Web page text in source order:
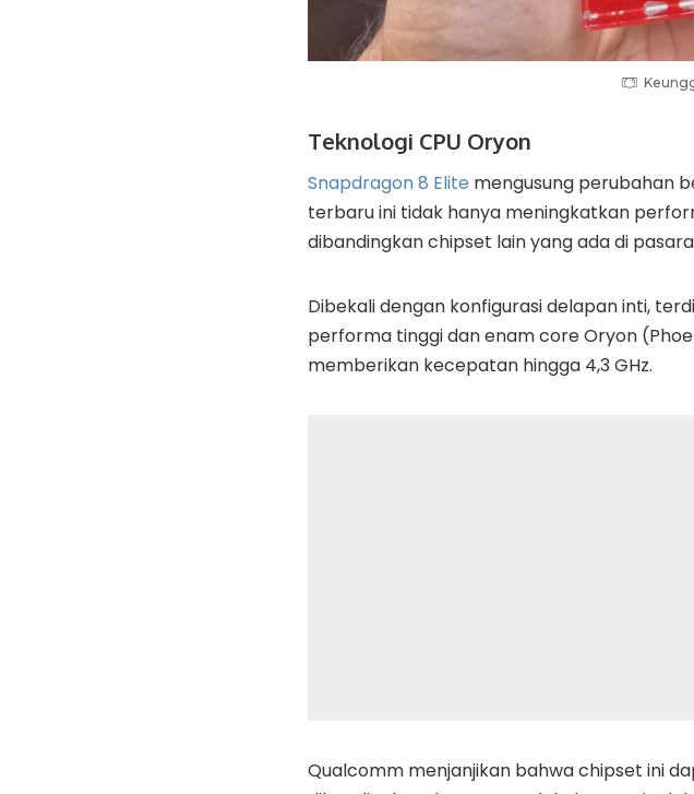
Teknologi CPU Oryon
Snapdragon 8 Elite mengusung perubahan
terbaru ini tidak hanya meningkatkan
dibandingkan chipset lain yang ada di
Dibekali dengan konfigurasi delapan inti,
performa tinggi dan enam core Oryon
memberikan kecepatan hingga 4,3 GHz.
Qualcomm menjanjikan bahwa chipset ini